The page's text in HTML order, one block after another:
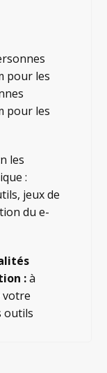
pour les
pour les
les
:
jeux de
du e-
:à
votre
outils